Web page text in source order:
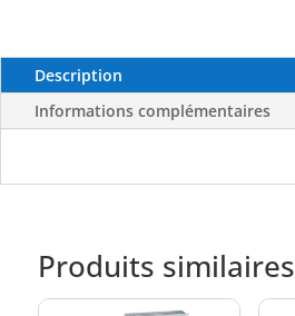
Description
Informations complémentaires
Produits similaires